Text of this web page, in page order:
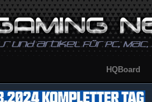
HQBoard